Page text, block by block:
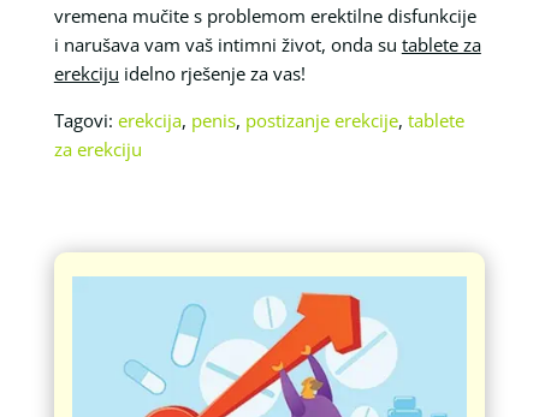
vremena mučite s problemom erektilne disfunkcije
i narušava vam vaš intimni život, onda su tablete za
erekciju idelno rješenje za vas!
Tagovi: erekcija, penis, postizanje erekcije, tablete
za erekciju